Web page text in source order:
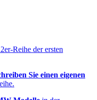
Reihe der ersten
Sie einen eigenen